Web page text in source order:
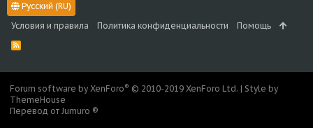
Русский (RU)
Условия и правила
Политика конфиденциальности Помощь
R
S
Forum software by XenForo® © 2010-2019 XenForo Ltd. | Style by
ThemeHouse
Перевод от Jumuro ®